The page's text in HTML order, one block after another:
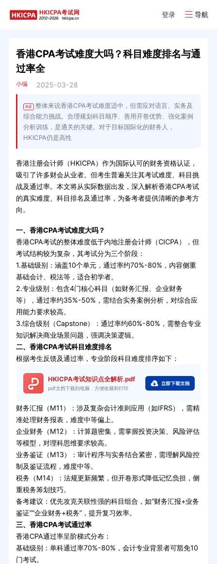
登录 导航
香港CPA考试难度大吗？科目难度排名与通
过率全
小编 2025-03-28
摘要
整体来说香港CPA考试难度适中，但需应对语言、实务及
综合能力挑战。合理规划科目顺序、善用开卷优势、强化案例
分析训练，是通关的关键。对于目标国际化的财务人，
HKICPA仍是高性
香港注册会计师（HKICPA）作为国际认可的财务资格认证，
吸引了许多财会从业者。但考生普遍关注其考试难度、科目挑
战及通过率。本文将从实际数据出发，深入解析香港CPA考试
的真实难度、科目排名及通过率，为备考者提供清晰的参考方
向。
一、香港CPA考试难度大吗？
香港CPA考试的整体难度低于内地注册会计师（CICPA），但
考试结构较为复杂，其考试分为三个阶段：
1.基础级别：涵盖10个单元，通过率约70%-80%，内容侧重
基础会计、税法等，适合初学者。
2.专业级别：包含4门核心科目（如财务汇报、企业财务
等），通过率约35%-50%，需结合实务案例分析，对综合应
用能力要求较高。
3.综合级别（Capstone）：通过率约60%-80%，需整合专业
知识解决商业场景问题，强调决策逻辑。
二、香港CPA考试科目难度排名
根据考生反馈及通过率，专业阶段科目难度排序如下：
HKICPA考试知识点全解析.pdf
pdf文档下载到电脑，方便收藏和打印
财务汇报（M11）：涉及复杂会计准则应用（如IFRS），需精
准处理财务报表，难度中等偏上。
企业财务（M12）：计算题密集，需掌握投资决策、风险评估
等模型，对理科思维要求较高。
业务鉴证（M13）：审计程序与实务结合紧密，需理解风险控
制及鉴证流程，难度中等。
税务（M14）：法规更新频繁，但开卷形式降低记忆负担，侧
重税务筹划技巧。
备考建议：优先攻克关联性强的科目组合，如“财务汇报+业务
鉴证”“企业财务+税务”，提升复习效率。
三、香港CPA考试通过率
香港CPA通过率呈阶梯式分布：
基础级别：单科通过率70%-80%，会计专业背景者可豁免10
门考试。